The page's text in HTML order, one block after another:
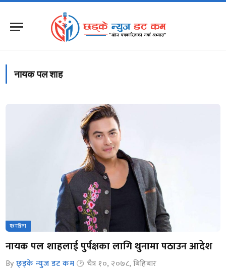
नायक पल शाह
पत्रपत्रिका
नायक पल शाहलाई पुर्पक्षका लागि थुनामा पठाउन आदेश
By छ्ड्के न्युज डट कम चैत्र १०, २०७८, बिहिबार